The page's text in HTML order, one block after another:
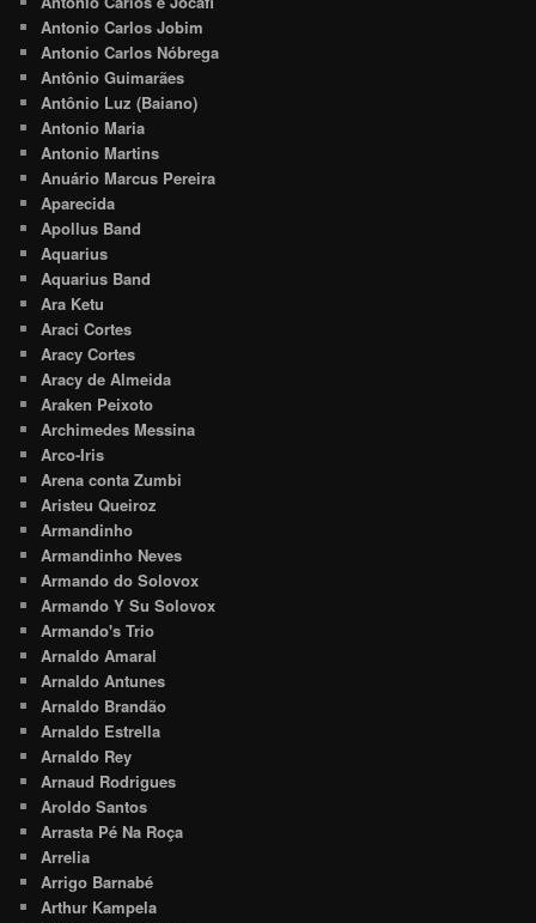
Antonio Carlos Jobim
Antonio Carlos Nóbrega
Antônio Guimarães
Antônio Luz (Baiano)
Antonio Maria
Antonio Martins
Anuário Marcus Pereira
Aparecida
Apollus Band
Aquarius
Aquarius Band
Ara Ketu
Araci Cortes
Aracy Cortes
Aracy de Almeida
Araken Peixoto
Archimedes Messina
Arco-Iris
Arena conta Zumbi
Aristeu Queiroz
Armandinho
Armandinho Neves
Armando do Solovox
Armando Y Su Solovox
Armando's Trio
Arnaldo Amaral
Arnaldo Antunes
Arnaldo Brandão
Arnaldo Estrella
Arnaldo Rey
Arnaud Rodrigues
Aroldo Santos
Arrasta Pé Na Roça
Arrelia
Arrigo Barnabé
Arthur Kampela